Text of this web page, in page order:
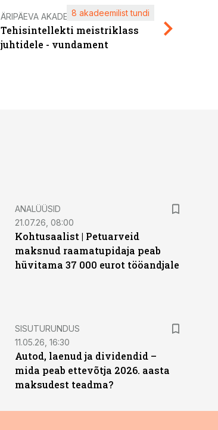
ÄRIPÄEVA AKADEEMIA
Tehisintellekti meistriklass
juhtidele - vundament
8 akadeemilist tundi
ANALÜÜSID
21.07.26, 08:00
Kohtusaalist | Petuarveid
maksnud raamatupidaja peab
hüvitama 37 000 eurot tööandjale
ST
SISUTURUNDUS
11.05.26, 16:30
Autod, laenud ja dividendid –
mida peab ettevõtja 2026. aasta
maksudest teadma?